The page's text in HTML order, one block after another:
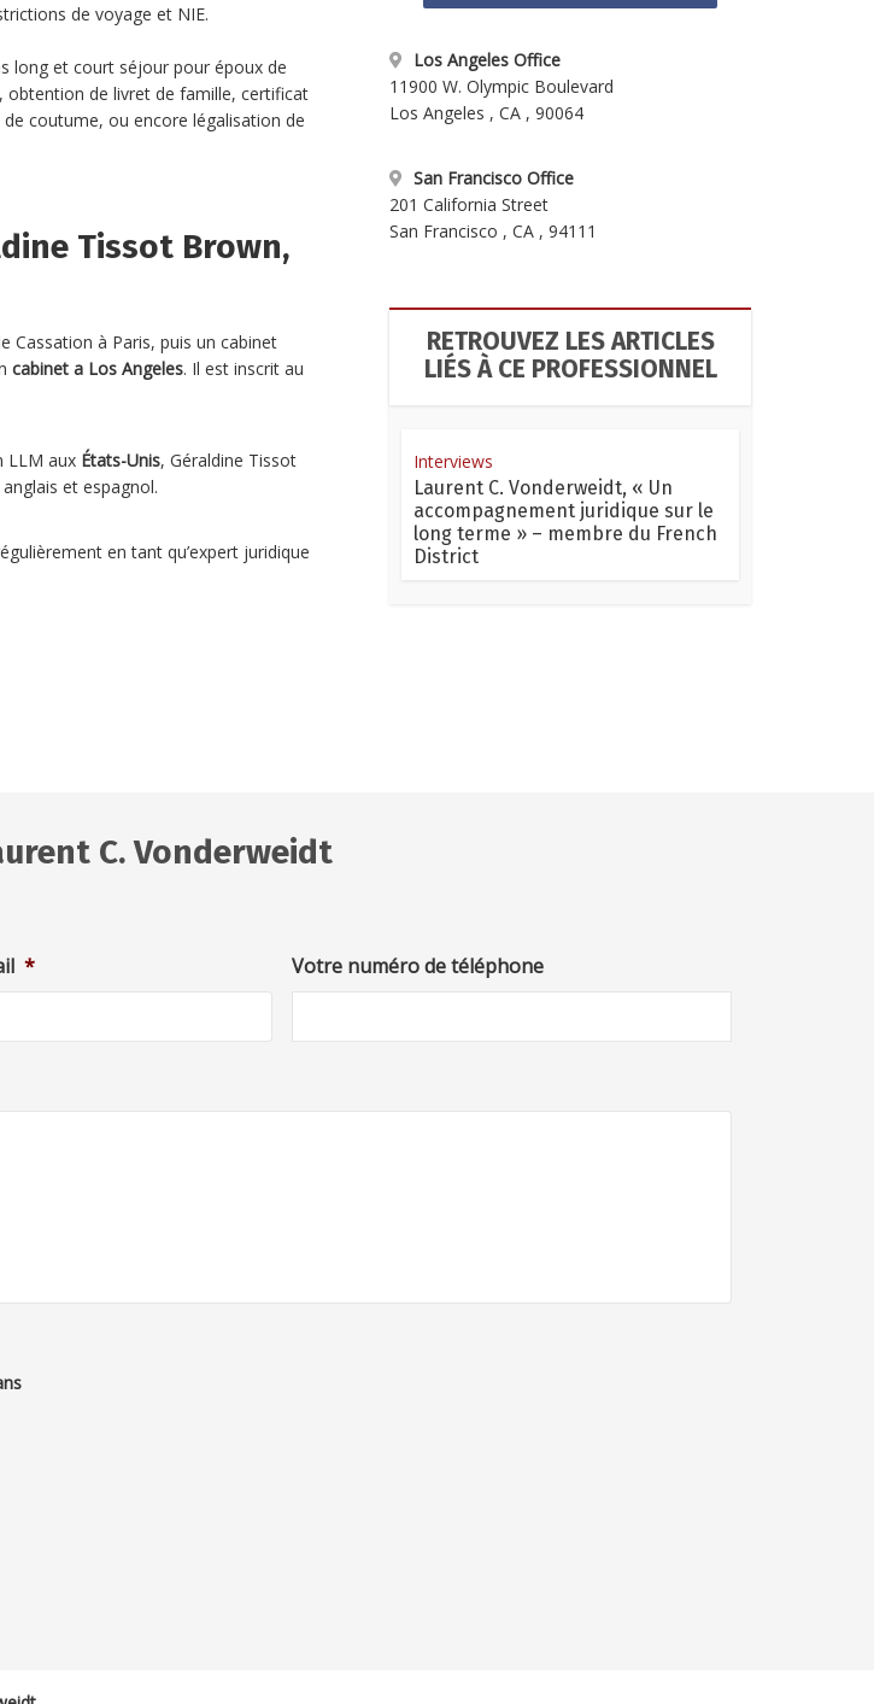
de voyage et NIE.
long et court séjour pour époux de
obtention de livret de famille, certificat
coutume, ou encore légalisation de
Tissot Brown,
Cassation à Paris, puis un cabinet
cabinet a Los Angeles. Il est inscrit au
LLM aux États-Unis, Géraldine Tissot
et espagnol.
en tant qu’expert juridique
Los Angeles Office
11900 W. Olympic Boulevard
Los Angeles , CA , 90064
San Francisco Office
201 California Street
San Francisco , CA , 94111
RETROUVEZ LES ARTICLES
LIÉS À CE PROFESSIONNEL
Interviews
Laurent C. Vonderweidt, « Un
accompagnement juridique sur le
long terme » – membre du French
District
C. Vonderweidt
* Votre numéro de téléphone